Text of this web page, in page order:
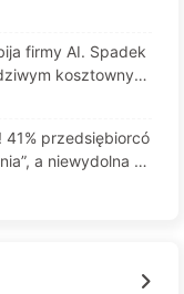
ucz się AI16
firmy AI. Spadek
kosztownym
się AI164
przedsiębiorcó
a niewydolna te
bardziej ni